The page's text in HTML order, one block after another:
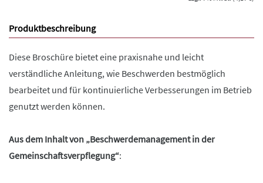
Produktbeschreibung
Diese Broschüre bietet eine praxisnahe und leicht
verständliche Anleitung, wie Beschwerden bestmöglich
bearbeitet und für kontinuierliche Verbesserungen im Betrieb
genutzt werden können.
Aus dem Inhalt von „Beschwerdemanagement in der
Gemeinschaftsverpflegung“: